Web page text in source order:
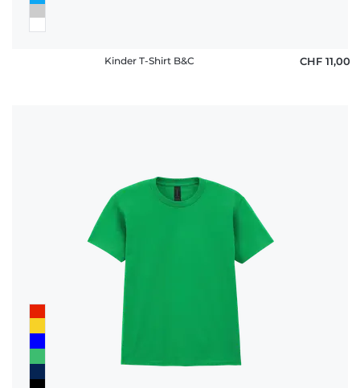
Kinder T-Shirt B&C CHF 11,00